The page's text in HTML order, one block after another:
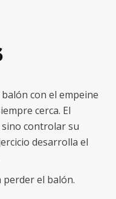
con el empeine
cerca. El
controlar su
desarrolla el
el balón.